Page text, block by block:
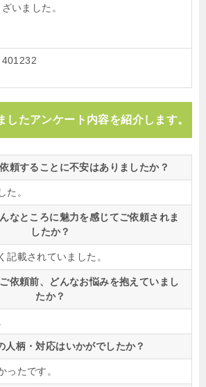
ざいました。
401232
したアンケート内容を紹介します。
頼することに不安はありましたか？
た。
なところに魅力を感じてご依頼されま
したか？
記載されていました。
依頼前、どんなお悩みを抱えていまし
たか？
人柄・対応はいかがでしたか？
ったです。